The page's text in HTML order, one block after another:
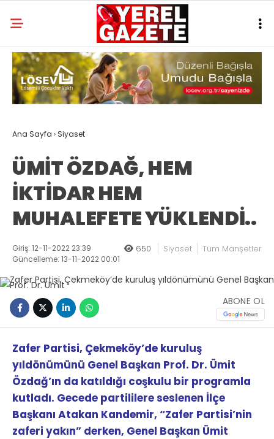
Ana Sayfa › Siyaset
ÜMİT ÖZDAĞ, HEM
İKTİDAR HEM
MUHALEFETE YÜKLENDİ..
Giriş: 12-11-2022 23:39
Güncelleme: 13-11-2022 00:01
650 Siyaset Tüm Manşetler
ABONE OL
Zafer Partisi, Çekmeköy’de kuruluş
yıldönümünü Genel Başkan Prof. Dr. Ümit
Özdağ’ın da katıldığı coşkulu bir programla
kutladı. Gecede partililere seslenen İlçe
Başkanı Atakan Kandemir, “Zafer Partisi’nin
zaferi yakın” derken, Genel Başkan Ümit